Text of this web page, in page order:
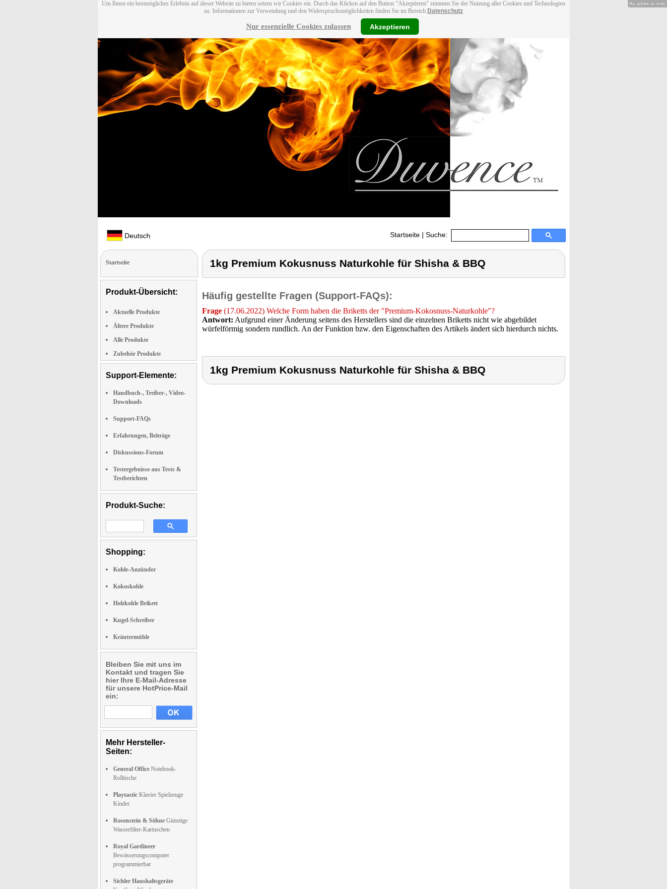
Um Ihnen ein bestmögliches Erlebnis auf dieser Website zu bieten setzen wir Cookies ein. Durch das Klicken auf den Button "Akzeptieren" stimmen Sie der Nutzung aller Cookies und Technologien
zu. Informationen zur Verwendung und den Widerspruchsmöglichkeiten finden Sie im Bereich Datenschutz
Nur essenzielle Cookies zulassen Akzeptieren
Deutsch Startseite | Suche:
Startseite
Produkt-Übersicht:
Aktuelle Produkte
Ältere Produkte
Alle Produkte
Zubehör Produkte
Support-Elemente:
Handbuch-, Treiber-, Video-
Downloads
Support-FAQs
Erfahrungen, Beiträge
Diskussions-Forum
Testergebnisse aus Tests &
Testberichten
Produkt-Suche:
Shopping:
Kohle-Anzünder
Kokoskohle
Holzkohle Brikett
Kugel-Schreiber
Kräutermühle
Bleiben Sie mit uns im
Kontakt und tragen Sie
hier Ihre E-Mail-Adresse
für unsere HotPrice-Mail
ein:
Mehr Hersteller-
Seiten:
General Office Notebook-
Rolltische
Playtastic Klavier Spielzeuge
Kinder
Rosenstein & Söhne Günstige
Wasserfilter-Kartuschen
Royal Gardineer
Bewässerungscomputer
programmierbar
Sichler Haushaltsgeräte
1kg Premium Kokusnuss Naturkohle für Shisha & BBQ
Häufig gestellte Fragen (Support-FAQs):
Frage (17.06.2022) Welche Form haben die Briketts der "Premium-Kokosnuss-Naturkohle"?
Antwort: Aufgrund einer Änderung seitens des Herstellers sind die einzelnen Briketts nicht wie abgebildet
würfelförmig sondern rundlich. An der Funktion bzw. den Eigenschaften des Artikels ändert sich hierdurch nichts.
1kg Premium Kokusnuss Naturkohle für Shisha & BBQ
Hy-phen-a-tion